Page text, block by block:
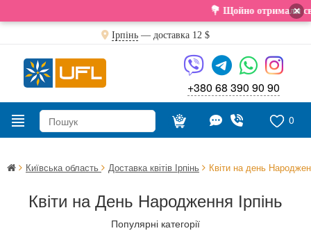
💐 Щойно отримали свіжу поставку. ×
Ірпінь — доставка 12 $
+380 68 390 90 90
0
Київська область Доставка квітів Ірпінь Квіти на день
Квіти на День Народження Ірпінь
Популярні категорії